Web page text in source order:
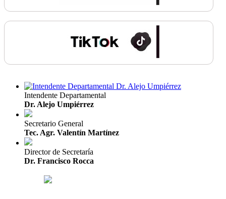
Intendente Departamental
Dr. Alejo Umpiérrez
Secretario General
Tec. Agr. Valentín Martínez
Director de Secretaría
Dr. Francisco Rocca